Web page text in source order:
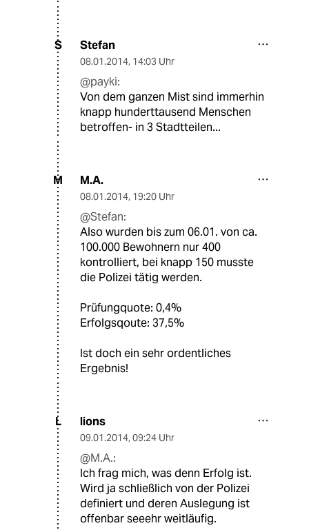
S Stefan
08.01.2014, 14:03 Uhr
@payki:
Von dem ganzen Mist sind immerhin
knapp hunderttausend Menschen
betroffen- in 3 Stadtteilen...
M M.A.
08.01.2014, 19:20 Uhr
@Stefan:
Also wurden bis zum 06.01. von ca.
100.000 Bewohnern nur 400
kontrolliert, bei knapp 150 musste
die Polizei tätig werden.
Prüfungquote: 0,4%
Erfolgsqoute: 37,5%
Ist doch ein sehr ordentliches
Ergebnis!
L lions
09.01.2014, 09:24 Uhr
@M.A.:
Ich frag mich, was denn Erfolg ist.
Wird ja schließlich von der Polizei
definiert und deren Auslegung ist
offenbar seeehr weitläufig.